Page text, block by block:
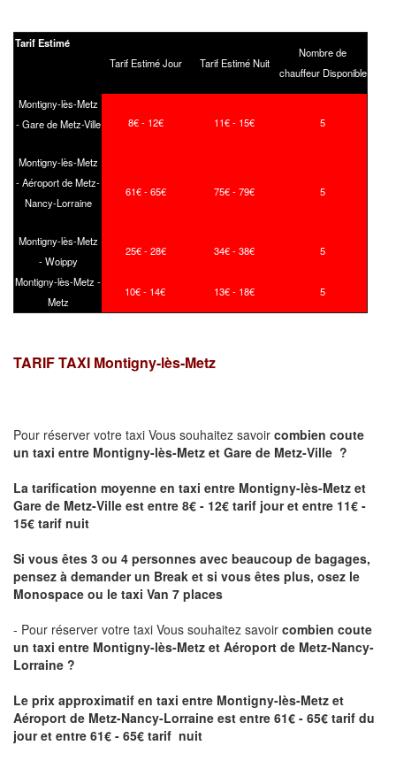
Tarif Estimé
Tarif Estimé Jour
Tarif Estimé Nuit
Nombre de
chauffeur Disponible
Montigny-lès-Metz
- Gare de Metz-Ville
8€ - 12€ 11€ - 15€ 5
Montigny-lès-Metz
- Aéroport de Metz-
Nancy-Lorraine
61€ - 65€ 75€ - 79€ 5
Montigny-lès-Metz
- Woippy
25€ - 28€ 34€ - 38€ 5
Montigny-lès-Metz -
Metz
10€ - 14€ 13€ - 18€ 5
TARIF TAXI Montigny-lès-Metz
Pour réserver votre taxi Vous souhaitez savoir combien coute
un taxi entre Montigny-lès-Metz et Gare de Metz-Ville ?
La tarification moyenne en taxi entre Montigny-lès-Metz et
Gare de Metz-Ville est entre 8€ - 12€ tarif jour et entre 11€ -
15€ tarif nuit
Si vous êtes 3 ou 4 personnes avec beaucoup de bagages,
pensez à demander un Break et si vous êtes plus, osez le
Monospace ou le taxi Van 7 places
- Pour réserver votre taxi Vous souhaitez savoir combien coute
un taxi entre Montigny-lès-Metz et Aéroport de Metz-Nancy-
Lorraine ?
Le prix approximatif en taxi entre Montigny-lès-Metz et
Aéroport de Metz-Nancy-Lorraine est entre 61€ - 65€ tarif du
jour et entre 61€ - 65€ tarif nuit